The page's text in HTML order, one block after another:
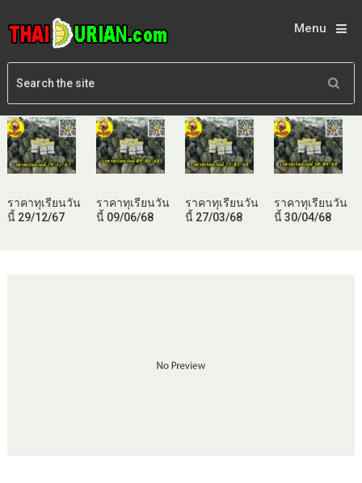
Menu
ราคาทุเรียนวัน
นี้ 29/12/67
ราคาทุเรียนวัน
นี้ 09/06/68
ราคาทุเรียนวัน
นี้ 27/03/68
ราคาทุเรียนวัน
นี้ 30/04/68